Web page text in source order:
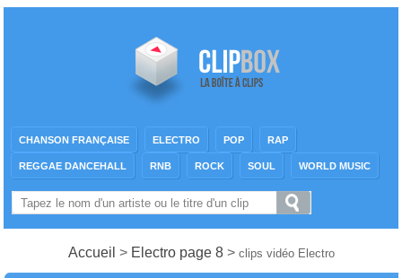
CHANSON FRANÇAISE ELECTRO POP RAP
REGGAE DANCEHALL RNB ROCK SOUL WORLD MUSIC
Accueil > Electro page 8> clips vidéo Electro